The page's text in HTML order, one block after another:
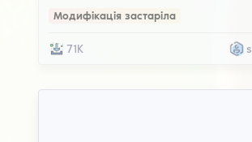
Модифікація застаріла
71K